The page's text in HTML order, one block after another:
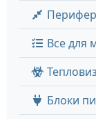
Все для
Блоки